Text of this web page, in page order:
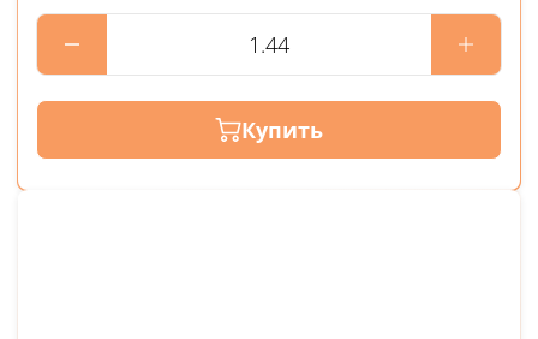
Купить